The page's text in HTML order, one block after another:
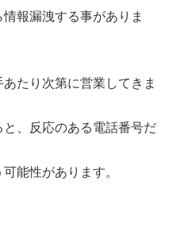
報漏洩する事がありま
たり次第に営業してきま
、反応のある電話番号だ
能性があります。